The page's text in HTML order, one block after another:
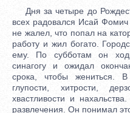
Дня за четыре до
всех радовался Исай
не жалел, что попал на
работу и жил богато.
ему. По субботам он
синагогу и ожидал
срока, чтобы жениться.
глупости, хитрости,
хвастливости и
развлечения. Он понимал